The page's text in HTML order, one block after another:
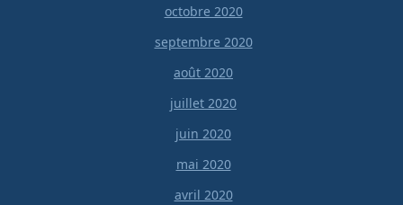
octobre 2020
septembre 2020
août 2020
juillet 2020
juin 2020
mai 2020
avril 2020